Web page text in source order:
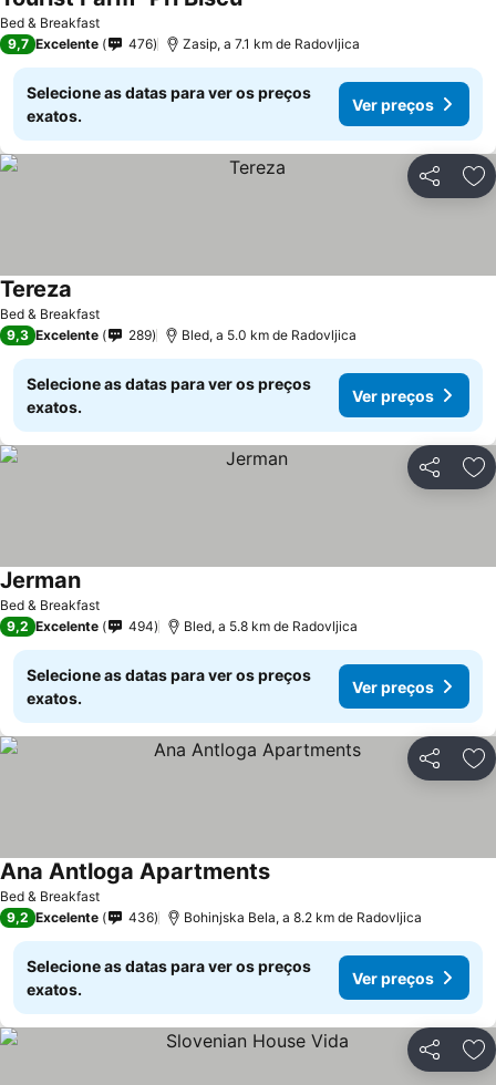
Bed & Breakfast
9,7 Excelente 476 Zasip, a 7.1 km de Radovljica
Selecione as datas para ver os preços
exatos.
Ver preços
Partilhar
Bed & Breakfast
Tereza
9,3 Excelente 289 Bled, a 5.0 km de Radovljica
Selecione as datas para ver os preços
exatos.
Ver preços
Partilhar
Bed & Breakfast
Jerman
9,2 Excelente 494 Bled, a 5.8 km de Radovljica
Selecione as datas para ver os preços
exatos.
Ver preços
Partilhar
Bed & Breakfast
Ana Antloga Apartments
9,2 Excelente 436 Bohinjska Bela, a 8.2 km de Radovljica
Selecione as datas para ver os preços
exatos.
Ver preços
Partilhar